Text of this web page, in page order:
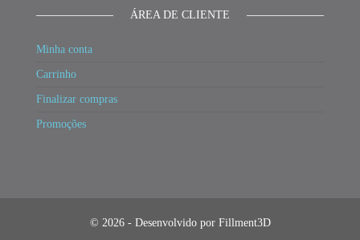
ÁREA DE CLIENTE
Minha conta
Carrinho
Finalizar compras
Promoções
© 2026 - Desenvolvido por Fillment3D